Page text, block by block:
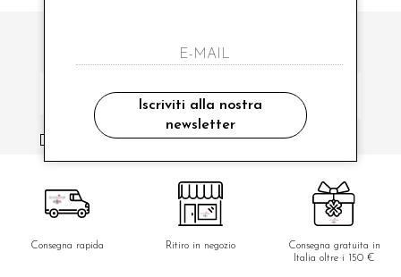
ISCRIVITI ALLA NOSTRA NEWSLETTER
ho letto ed accettato le condizioni sulla privacy.
Consegna rapida Ritiro in negozio
Consegna gratuita in
Italia oltre i 150 €
Iscriviti alla nostra
newsletter